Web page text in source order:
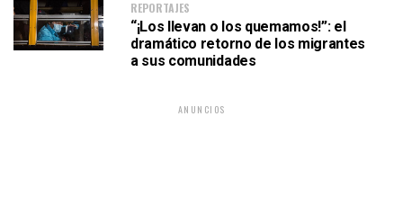
REPORTAJES
“¡Los llevan o los quemamos!”: el
dramático retorno de los migrantes
a sus comunidades
ANUNCIOS